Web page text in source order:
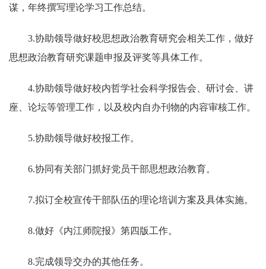
谋，年终撰写理论学习工作总结。
3.协助领导做好校思想政治教育研究会相关工作，做好
思想政治教育研究课题申报及评奖等具体工作。
4.协助领导做好校内哲学社会科学报告会、研讨会、讲
座、论坛等管理工作，以及校内自办刊物的内容审核工作。
5.协助领导做好校报工作。
6.协同有关部门抓好党员干部思想政治教育。
7.拟订全校宣传干部队伍的理论培训方案及具体实施。
8.做好《内江师院报》第四版工作。
8.完成领导交办的其他任务。